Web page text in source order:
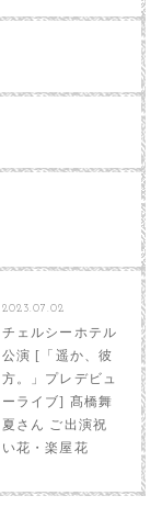
2023.07.02
チェルシーホテル
公演 [「遥か、彼
方。」プレデビュ
ーライブ] 髙橋舞
夏さん ご出演祝
い花・楽屋花